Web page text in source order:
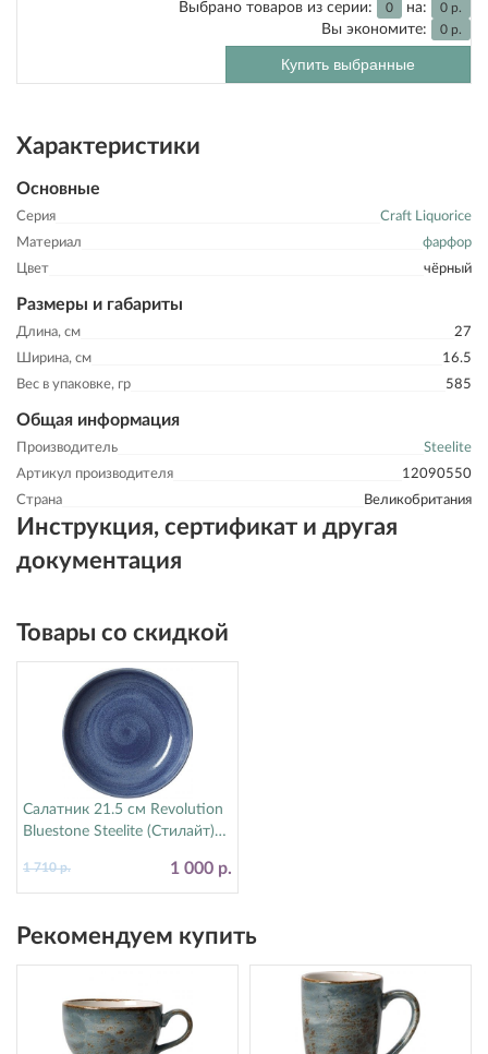
Выбрано товаров из серии: 0 на: 0 р.
Вы экономите: 0 р.
Купить выбранные
Характеристики
Основные
Серия
Craft Liquorice
Материал
фарфор
Цвет
чёрный
Размеры и габариты
Длина, см
27
Ширина, см
16.5
Вес в упаковке, гр
585
Общая информация
Производитель
Steelite
Артикул производителя
12090550
Страна
Великобритания
Инструкция, сертификат и другая
документация
Товары со скидкой
Салатник 21.5 см Revolution
Bluestone Steelite (Стилайт)
1 000 р.
1 710 р.
Рекомендуем купить